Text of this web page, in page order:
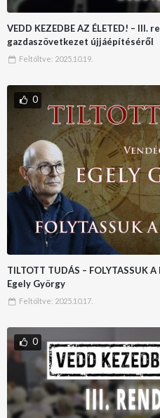
VEDD KEZEDBE AZ ÉLETED! –
gazdaszövetkezet újjáépítéséről
Feltöltve: 2025.10.19.
0
TILTOTT TUDÁS – FOLYTASSUK
Egely György
Feltöltve: 2025.10.17.
0